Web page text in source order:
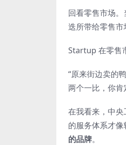
回看零售市场
迭所带给零售市
Startup 在零售
“原来街边卖的
两个一比，你肯
在我看来，中
的服务体系才像
的品牌。